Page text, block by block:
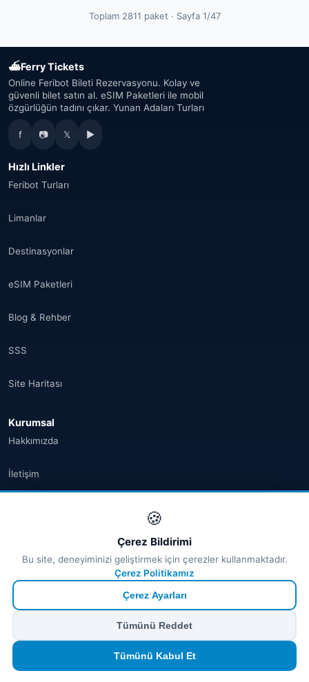
Toplam 2811 paket · Sayfa 1/47
⛴Ferry Tickets
Online Feribot Bileti Rezervasyonu. Kolay ve
güvenli bilet satın al. eSIM Paketleri ile mobil
özgürlüğün tadını çıkar. Yunan Adaları Turları
f 📷 𝕏 ▶
Hızlı Linkler
Feribot Turları
Limanlar
Destinasyonlar
eSIM Paketleri
Blog & Rehber
SSS
Site Haritası
Kurumsal
Hakkımızda
İletişim
Çerez Politikası
KVKK
🍪
Çerez Bildirimi
Bu site, deneyiminizi geliştirmek için çerezler kullanmaktadır.
Çerez Politikamız
Çerez Ayarları
Tümünü Reddet
Tümünü Kabul Et